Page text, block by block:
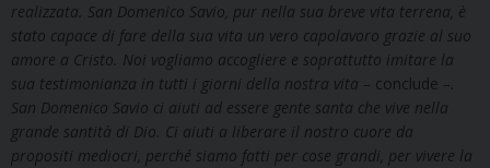
realizzata. San Domenico Savio, pur nella sua breve vita terrena, è
stato capace di fare della sua vita un vero capolavoro grazie al suo
amore a Cristo. Noi vogliamo accogliere e soprattutto imitare la
sua testimonianza in tutti i giorni della nostra vita – conclude –.
San Domenico Savio ci aiuti ad essere gente santa che vive nella
grande santità di Dio. Ci aiuti a liberare il nostro cuore da
propositi mediocri, perché siamo fatti per cose grandi, per vivere la